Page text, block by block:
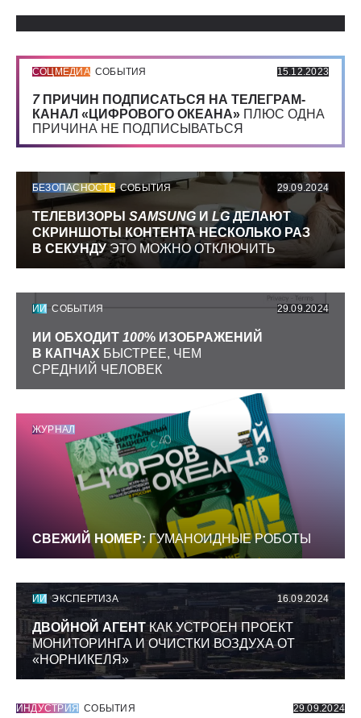
СОЦМЕДИА СОБЫТИЯ 15.12.2023
7 ПРИЧИН ПОДПИСАТЬСЯ НА ТЕЛЕГРАМ-
КАНАЛ «ЦИФРОВОГО ОКЕАНА» ПЛЮС ОДНА
ПРИЧИНА НЕ ПОДПИСЫВАТЬСЯ
БЕЗОПАСНОСТЬ СОБЫТИЯ 29.09.2024
ТЕЛЕВИЗОРЫ SAMSUNG И LGДЕЛАЮТ
СКРИНШОТЫ КОНТЕНТА НЕСКОЛЬКО РАЗ
В СЕКУНДУЭТО МОЖНО ОТКЛЮЧИТЬ
ИИ СОБЫТИЯ 29.09.2024
ИИ ОБХОДИТ 100% ИЗОБРАЖЕНИЙ
В КАПЧАХ БЫСТРЕЕ, ЧЕМ
СРЕДНИЙ ЧЕЛОВЕК
ЖУРНАЛ
СВЕЖИЙ НОМЕР: ГУМАНОИДНЫЕ РОБОТЫ
ИИ ЭКСПЕРТИЗА 16.09.2024
ДВОЙНОЙ АГЕНТКАК УСТРОЕН ПРОЕКТ
МОНИТОРИНГА И ОЧИСТКИ ВОЗДУХА ОТ
«НОРНИКЕЛЯ»
ИНДУСТРИЯ СОБЫТИЯ 29.09.2024